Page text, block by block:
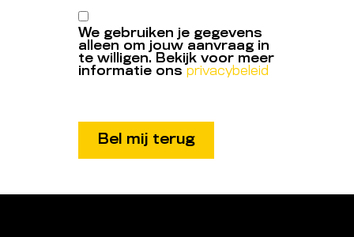
We gebruiken je gegevens
alleen om jouw aanvraag in
te willigen. Bekijk voor meer
informatie ons privacybeleid